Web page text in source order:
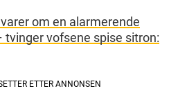
om en alarmerende
vofsene spise sitron: